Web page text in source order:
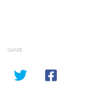
SHARE